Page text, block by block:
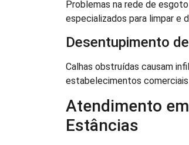
Problemas na rede de
especializados para limpar e
Desentupimento
Calhas obstruídas causam
estabelecimentos comerciais
Atendimento
Estâncias